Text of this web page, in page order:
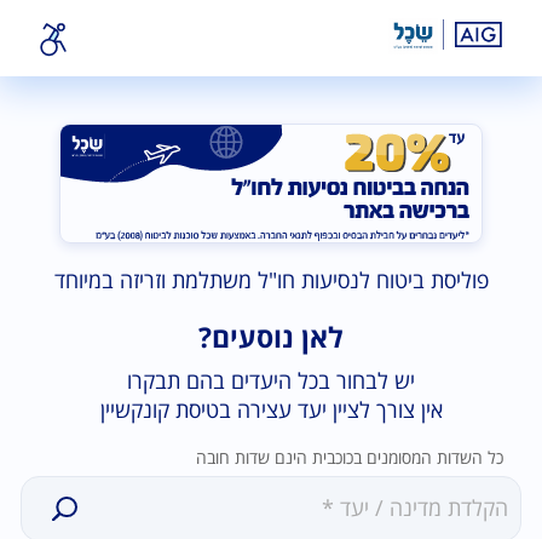
פוליסת ביטוח לנסיעות חו"ל משתלמת וזריזה במיוחד
לאן נוסעים?
יש לבחור בכל היעדים בהם תבקרו
אין צורך לציין יעד עצירה בטיסת קונקשיין
כל השדות המסומנים בכוכבית הינם שדות חובה
נמצאו